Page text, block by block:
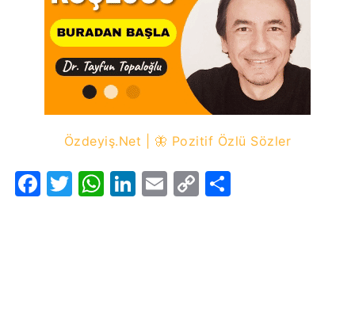
Özdeyiş.Net | 🦋 Pozitif Özlü Sözler
Facebook
Twitter
WhatsApp
LinkedIn
Email
Copy